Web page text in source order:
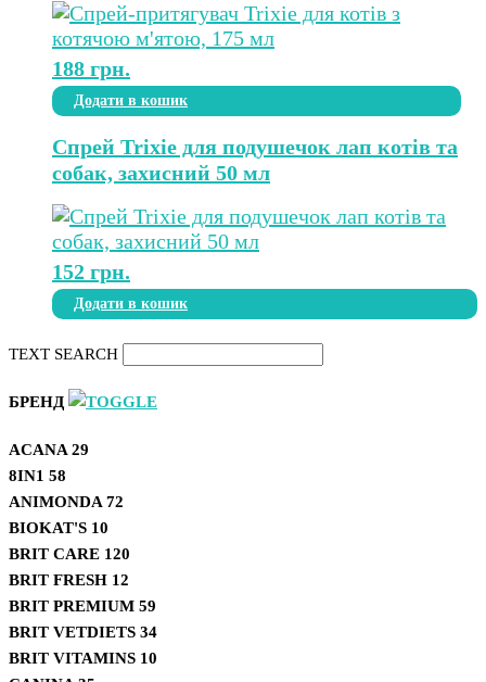
188 грн.
Додати в кошик
Спрей Trixie для подушечок лап котів та
собак, захисний 50 мл
152 грн.
Додати в кошик
TEXT SEARCH
БРЕНД
ACANA 29
8IN1 58
ANIMONDA 72
BIOKAT'S 10
BRIT CARE 120
BRIT FRESH 12
BRIT PREMIUM 59
BRIT VETDIETS 34
BRIT VITAMINS 10